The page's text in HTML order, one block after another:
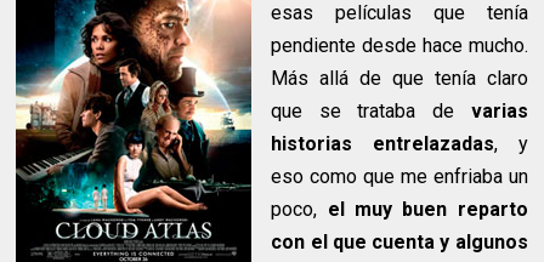
esas películas que tenía
pendiente desde hace mucho.
Más allá de que tenía claro
que se trataba de varias
historias entrelazadas, y
eso como que me enfriaba un
poco, el muy buen reparto
con el que cuenta y algunos